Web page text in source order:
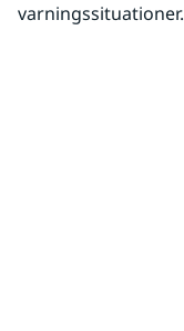
varningssituationer.